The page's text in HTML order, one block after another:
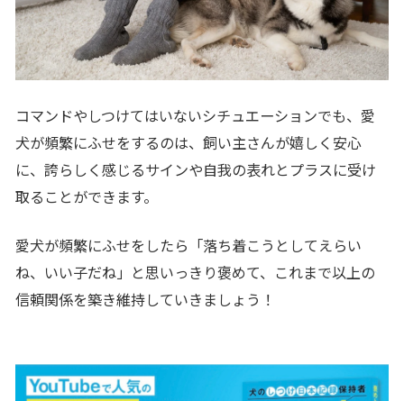
コマンドやしつけてはいないシチュエーションでも、愛
犬が頻繁にふせをするのは、飼い主さんが嬉しく安心
に、誇らしく感じるサインや自我の表れとプラスに受け
取ることができます。
愛犬が頻繁にふせをしたら「落ち着こうとしてえらい
ね、いい子だね」と思いっきり褒めて、これまで以上の
信頼関係を築き維持していきましょう！